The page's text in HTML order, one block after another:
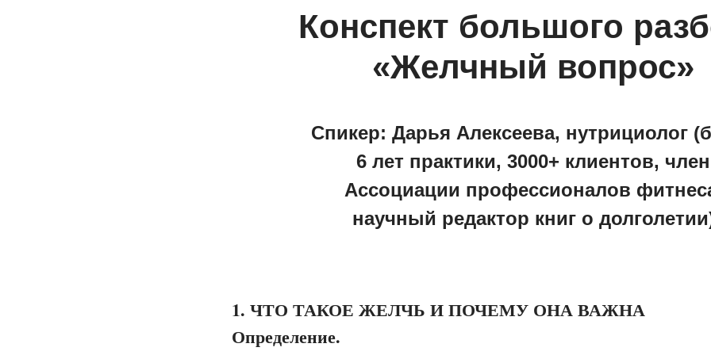
Конспект большого
«Желчный вопрос»
Спикер: Дарья Алексеева, нутрициолог
6 лет практики, 3000+ клиентов, член
Ассоциации профессионалов
научный редактор книг о
1. ЧТО ТАКОЕ ЖЕЛЧЬ И ПОЧЕМУ ОНА ВАЖНА
Определение.